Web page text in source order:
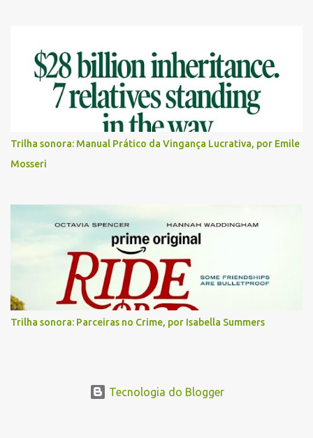
Trilha sonora: Manual Prático da Vingança Lucrativa, por Emile
Mosseri
Trilha sonora: Parceiras no Crime, por Isabella Summers
Tecnologia do Blogger